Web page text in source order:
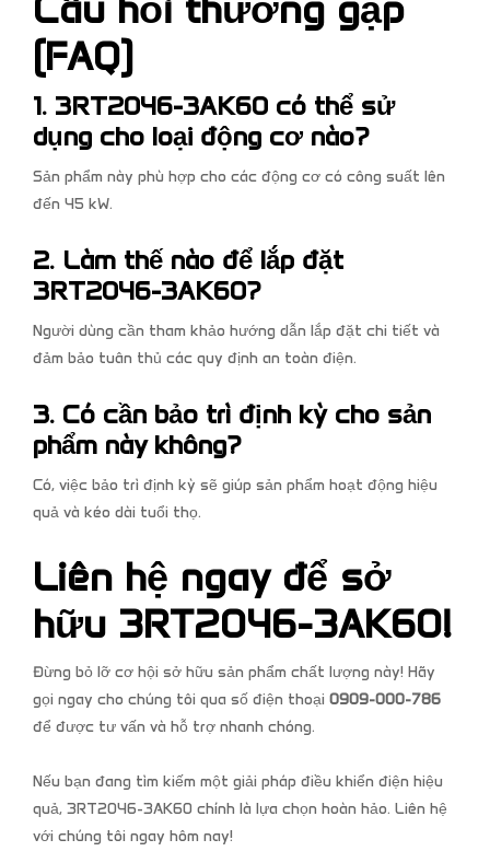
(FAQ)
1. 3RT2046-3AK60 có thể sử
dụng cho loại động cơ nào?
Sản phẩm này phù hợp cho các động cơ có công suất lên
đến 45 kW.
2. Làm thế nào để lắp đặt
3RT2046-3AK60?
Người dùng cần tham khảo hướng dẫn lắp đặt chi tiết và
đảm bảo tuân thủ các quy định an toàn điện.
3. Có cần bảo trì định kỳ cho sản
phẩm này không?
Có, việc bảo trì định kỳ sẽ giúp sản phẩm hoạt động hiệu
quả và kéo dài tuổi thọ.
Liên hệ ngay để sở
hữu 3RT2046-3AK60!
Đừng bỏ lỡ cơ hội sở hữu sản phẩm chất lượng này! Hãy
gọi ngay cho chúng tôi qua số điện thoại 0909-000-786
để được tư vấn và hỗ trợ nhanh chóng.
Nếu bạn đang tìm kiếm một giải pháp điều khiển điện hiệu
quả, 3RT2046-3AK60 chính là lựa chọn hoàn hảo. Liên hệ
với chúng tôi ngay hôm nay!